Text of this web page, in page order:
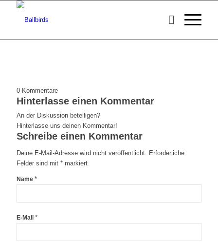
0 Kommentare
Hinterlasse einen Kommentar
An der Diskussion beteiligen?
Hinterlasse uns deinen Kommentar!
Schreibe einen Kommentar
Deine E-Mail-Adresse wird nicht veröffentlicht. Erforderliche
Felder sind mit *markiert
Name *
E-Mail *